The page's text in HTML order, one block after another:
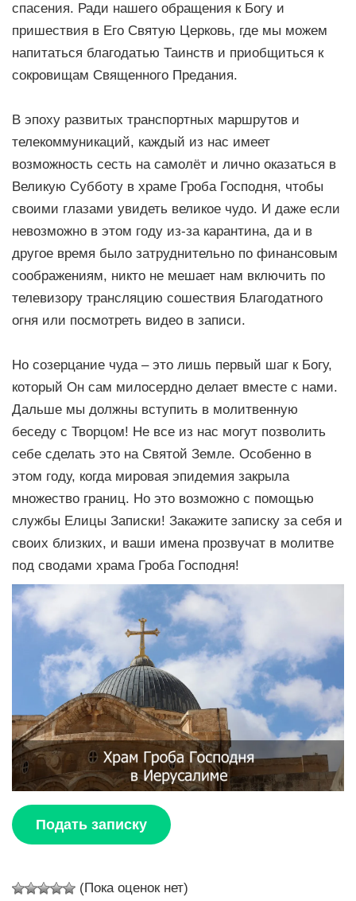
спасения. Ради нашего обращения к Богу и
пришествия в Его Святую Церковь, где мы можем
напитаться благодатью Таинств и приобщиться к
сокровищам Священного Предания.
В эпоху развитых транспортных маршрутов и
телекоммуникаций, каждый из нас имеет
возможность сесть на самолёт и лично оказаться в
Великую Субботу в храме Гроба Господня, чтобы
своими глазами увидеть великое чудо. И даже если
невозможно в этом году из-за карантина, да и в
другое время было затруднительно по финансовым
соображениям, никто не мешает нам включить по
телевизору трансляцию сошествия Благодатного
огня или посмотреть видео в записи.
Но созерцание чуда – это лишь первый шаг к Богу,
который Он сам милосердно делает вместе с нами.
Дальше мы должны вступить в молитвенную
беседу с Творцом! Не все из нас могут позволить
себе сделать это на Святой Земле. Особенно в
этом году, когда мировая эпидемия закрыла
множество границ. Но это возможно с помощью
службы Елицы Записки! Закажите записку за себя и
своих близких, и ваши имена прозвучат в молитве
под сводами храма Гроба Господня!
Подать записку
(Пока оценок нет)